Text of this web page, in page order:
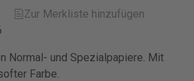
Zur Merkliste hinzufügen
Normal- und Spezialpapiere. Mit
Farbe.